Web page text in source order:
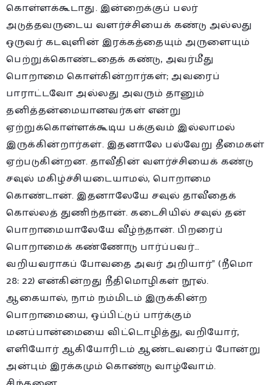
கொள்ளக்கூடாது. இன்றைக்குப் பலர்
அடுத்தவருடைய வளர்ச்சியைக் கண்டு அல்லது
ஒருவர் கடவுளின் இரக்கத்தையும் அருளையும்
பெற்றுக்கொண்டதைக் கண்டு, அவர்மீது
பொறாமை கொள்கின்றார்கள்; அவரைப்
பாராட்டவோ அல்லது அவரும் தானும்
தனித்தன்மையானவர்கள் என்று
ஏற்றுக்கொள்ளக்கூடிய பக்குவம் இல்லாமல்
இருக்கின்றார்கள். இதனாலே பல்வேறு தீமைகள்
ஏற்படுகின்றன. தாவீதின் வளர்ச்சியைக் கண்டு
சவுல் மகிழ்ச்சியடையாமல், பொறாமை
கொண்டான். இதனாலேயே சவுல் தாவீதைக்
கொல்லத் துணிந்தான். கடைசியில் சவுல் தன்
பொறாமையாலேயே வீழ்ந்தான். பிறரைப்
பொறாமைக் கண்ணோடு பார்ப்பவர்…
வறியவராகப் போவதை அவர் அறியார்” (நீமொ
28: 22) என்கின்றது நீதிமொழிகள் நூல்.
ஆகையால், நாம் நம்மிடம் இருக்கின்ற
பொறாமையை, ஒப்பிட்டுப் பார்க்கும்
மனப்பான்மையை விட்டொழித்து, வறியோர்,
எளியோர் ஆகியோரிடம் ஆண்டவரைப் போன்று
அன்பும் இரக்கமும் கொண்டு வாழ்வோம்.